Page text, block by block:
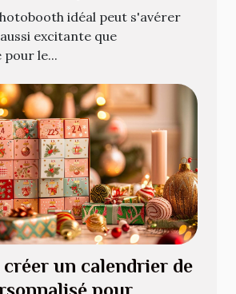
idéal peut s'avérer
excitante que
le...
un calendrier de
pour